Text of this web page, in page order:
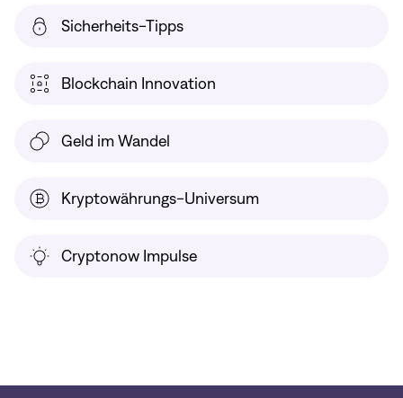
Sicherheits-Tipps
Blockchain Innovation
Geld im Wandel
Kryptowährungs-Universum
Cryptonow Impulse